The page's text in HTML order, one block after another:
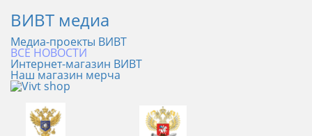
ВИВТ медиа
Медиа-проекты ВИВТ
ВСЕ НОВОСТИ
Интернет-магазин ВИВТ
Наш магазин мерча